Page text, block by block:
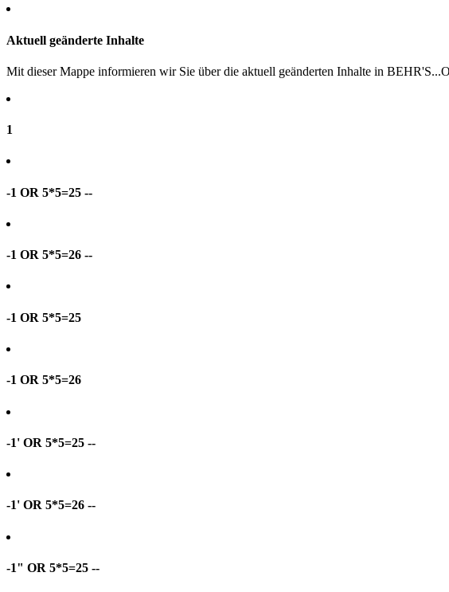
Aktuell geänderte Inhalte
Mit dieser Mappe informieren wir Sie über die aktuell geänderten Inhalte in
1
-1 OR 5*5=25 --
-1 OR 5*5=26 --
-1 OR 5*5=25
-1 OR 5*5=26
-1' OR 5*5=25 --
-1' OR 5*5=26 --
-1" OR 5*5=25 --